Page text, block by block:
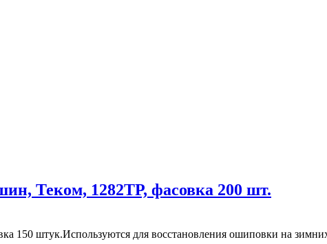
Теком, 1282ТР, фасовка 200 шт.
150 штук.Используются для восстановления ошиповки на